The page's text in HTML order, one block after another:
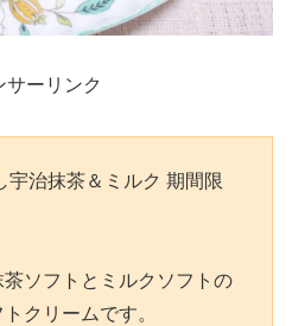
サーリンク
宇治抹茶＆ミルク 期間限
ソフトとミルクソフトの
クリームです。